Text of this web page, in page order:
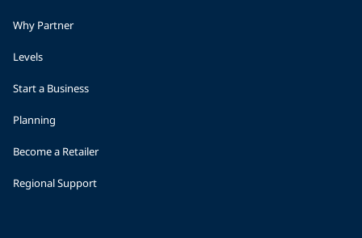
Why Partner
Levels
Start a Business
Planning
Become a Retailer
Regional Support